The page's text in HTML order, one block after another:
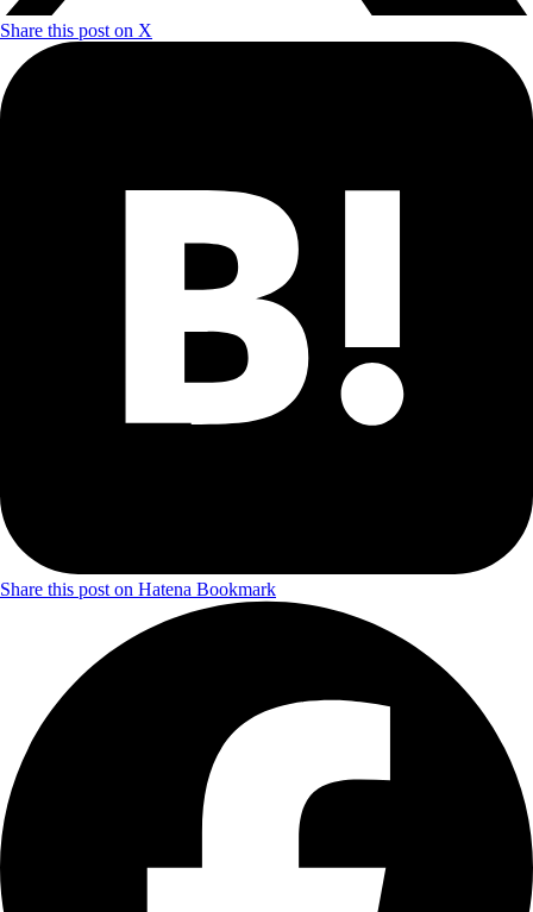
Share this post on X
Share this post on Hatena Bookmark